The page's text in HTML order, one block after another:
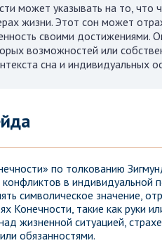
может указывать на то, что
жизни. Этот сон может
своими достижениями.
возможностей или
сна и индивидуальных
по толкованию
в индивидуальной
символическое значение,
Конечности, такие как руки
жизненной ситуацией,
обязанностями.